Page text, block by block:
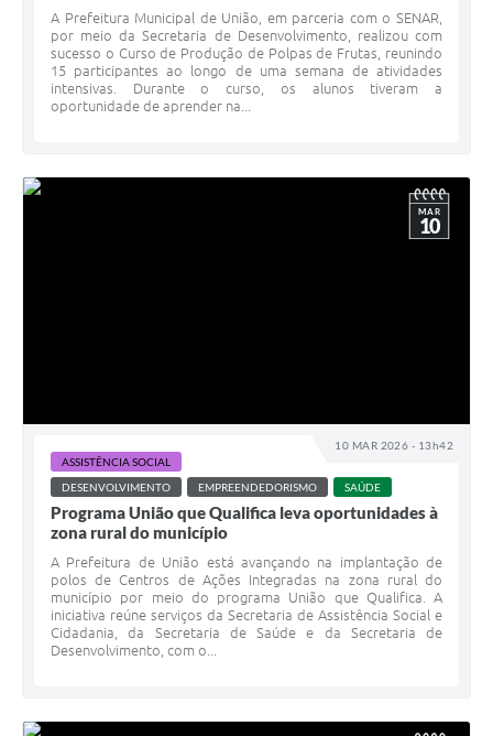
A Prefeitura Municipal de União, em parceria com o SENAR,
por meio da Secretaria de Desenvolvimento, realizou com
sucesso o Curso de Produção de Polpas de Frutas, reunindo
15 participantes ao longo de uma semana de atividades
intensivas. Durante o curso, os alunos tiveram a
oportunidade de aprender na...
10 MAR 2026 - 13h42
MAR
10
ASSISTÊNCIA SOCIAL
DESENVOLVIMENTO
EMPREENDEDORISMO SAÚDE
Programa União que Qualifica leva oportunidades à
zona rural do município
A Prefeitura de União está avançando na implantação de
polos de Centros de Ações Integradas na zona rural do
município por meio do programa União que Qualifica. A
iniciativa reúne serviços da Secretaria de Assistência Social e
Cidadania, da Secretaria de Saúde e da Secretaria de
Desenvolvimento, com o...